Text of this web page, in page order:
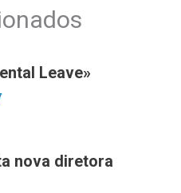
Leave»
nova diretora